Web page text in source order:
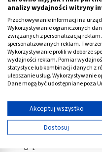
Dawki
Dawkę energii
zabiegu, ustala się
uwzględniając
Dawkowanie określa
Uwzględnia ona
analizy wydajności witryny
Przechowywanie informacji na
Wykorzystywanie ograniczonych
związanych z personalizacją
spersonalizowanych reklam.
Wykorzystywanie profili w doborze
wydajności reklam. Pomiar
statystyce lub kombinacji danych z
ulepszanie usług. Wykorzystywanie
Dane mogą być udostępniane poza
Wyświetl listę partnerów
Używamy Twoich danych w
Cele przetwarzania IAB:
Przechowywanie
Akceptuj wszystko
Dostosuj